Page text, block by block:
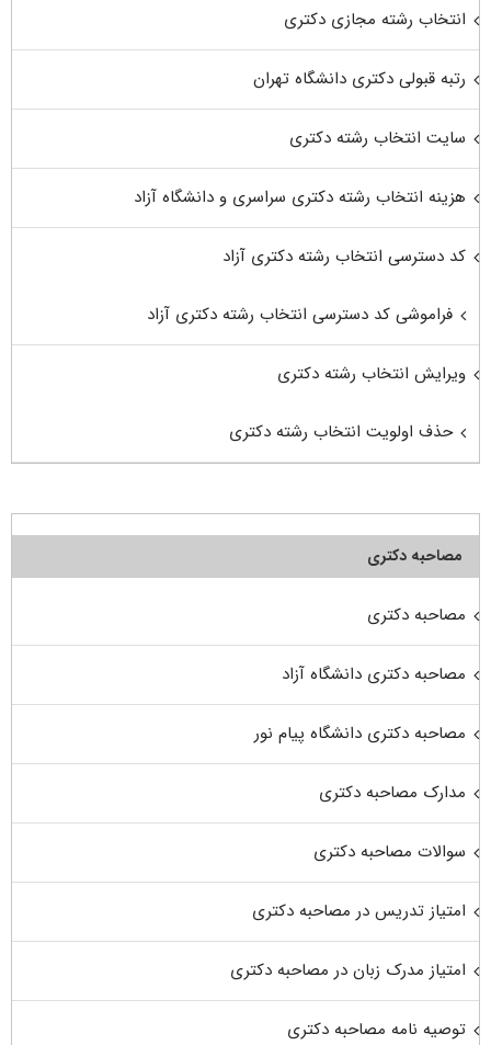
انتخاب رشته مجازی دکتری
رتبه قبولی دکتری دانشگاه تهران
سایت انتخاب رشته دکتری
هزینه انتخاب رشته دکتری سراسری و دانشگاه آزاد
کد دسترسی انتخاب رشته دکتری آزاد
فراموشی کد دسترسی انتخاب رشته دکتری آزاد
ویرایش انتخاب رشته دکتری
حذف اولویت انتخاب رشته دکتری
مصاحبه دکتری
مصاحبه دکتری
مصاحبه دکتری دانشگاه آزاد
مصاحبه دکتری دانشگاه پیام نور
مدارک مصاحبه دکتری
سوالات مصاحبه دکتری
امتیاز تدریس در مصاحبه دکتری
امتیاز مدرک زبان در مصاحبه دکتری
توصیه نامه مصاحبه دکتری